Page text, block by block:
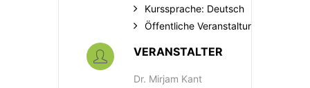
Kurssprache: Deutsch
Öffentliche Veranstaltungen
VERANSTALTER
Dr. Mirjam Kant